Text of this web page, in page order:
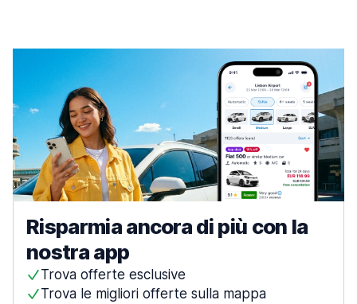
Risparmia ancora di più con la
nostra app
Trova offerte esclusive
Trova le migliori offerte sulla mappa